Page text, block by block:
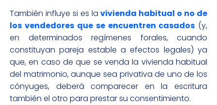
También influye si es lavivienda habitual o no de
los vendedores que se encuentren casados (y,
en determinados regímenes forales, cuando
constituyan pareja estable a efectos legales) ya
que, en caso de que se venda la vivienda habitual
del matrimonio, aunque sea privativa de uno de los
cónyuges, deberá comparecer en la escritura
también el otro para prestar su consentimiento.